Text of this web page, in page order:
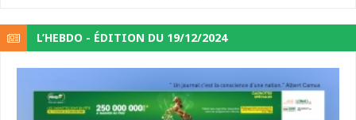
L’HEBDO - ÉDITION DU 19/12/2024